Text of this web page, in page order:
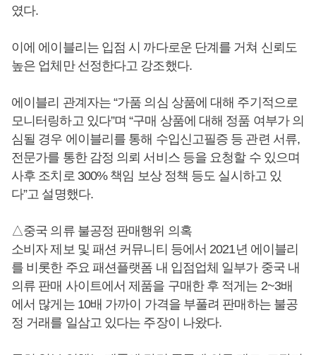
였다.
이에 에이블리는 입점 시 까다로운 단계를 거쳐 신뢰도
높은 업체만 선정한다고 강조했다.
에이블리 관계자는 “가품 의심 상품에 대해 주기적으로
모니터링하고 있다”며 “구매 상품에 대해 정품 여부가 의
심될 경우 에이블리를 통해 수입신고필증 등 관련 서류,
전문가를 통한 감정 의뢰 서비스 등을 요청할 수 있으며
사후 조치로 300% 책임 보상 정책 등도 실시하고 있
다”고 설명했다.
△중국 의류 불공정 판매행위 의혹
소비자 제보 및 패션 커뮤니티 등에서 2021년 에이블리
를 비롯한 주요 패션플랫폼 내 입점업체 일부가 중국 내
의류 판매 사이트에서 제품을 구매한 후 적게는 2~3배
에서 많게는 10배 가까이 가격을 부풀려 판매하는 불공
정 거래를 일삼고 있다는 주장이 나왔다.